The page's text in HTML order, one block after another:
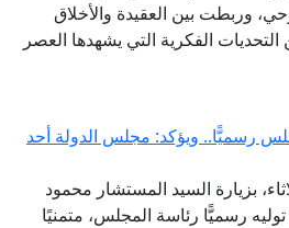
وربطت بين العقيدة والأخلاق
الفكرية التي يشهدها العصر
رسميًّا.. ويؤكد: مجلس الدولة أحد
بزيارة السيد المستشار محمود
رسميًّا رئاسة المجلس، متمنيًا